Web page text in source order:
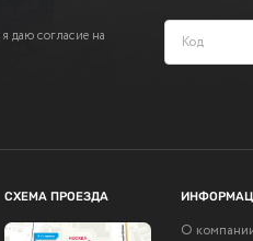
даю согласие на
СХЕМА ПРОЕЗДА
О